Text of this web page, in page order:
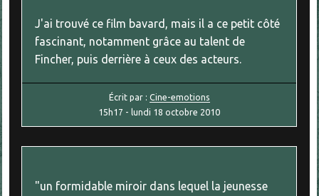
J'ai trouvé ce film bavard, mais il a ce petit côté
fascinant, notamment grâce au talent de
Fincher, puis derrière à ceux des acteurs.
Écrit par : Cine-emotions
15h17 - lundi 18 octobre 2010
"un formidable miroir dans lequel la jeunesse